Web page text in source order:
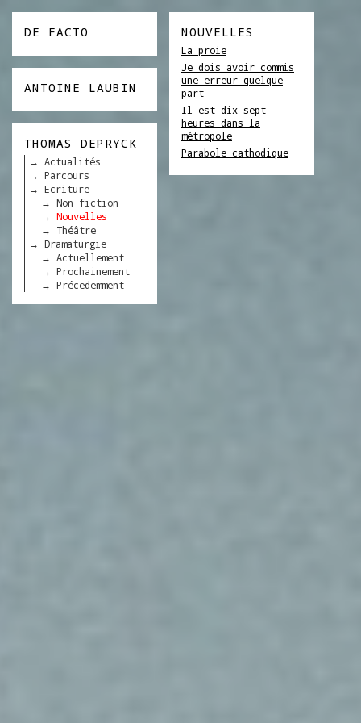
DE FACTO
ANTOINE LAUBIN
THOMAS DEPRYCK
Actualités
Parcours
Ecriture
Non fiction
Nouvelles
Théâtre
Dramaturgie
Actuellement
Prochainement
Précedemment
NOUVELLES
La proie
Je dois avoir commis
une erreur quelque
part
Il est dix-sept
heures dans la
métropole
Parabole cathodique